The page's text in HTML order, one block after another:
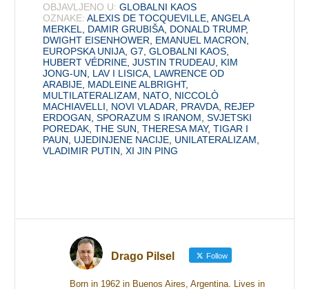
OBJAVLJENO U: GLOBALNI KAOS
OZNAKE: ALEXIS DE TOCQUEVILLE ,ANGELA
MERKEL
DAMIR GRUBIŠA DONALD TRUMP,
DWIGHT EISENHOWER
EMANUEL MACRON
EUROPSKA UNIJA ,G7 ,GLOBALNI KAOS
HUBERT VÉDRINE ,JUSTIN TRUDEAU
KIM
JONG-UN
LAV I LISICA LAWRENCE OD
ARABIJE MADLEINE ALBRIGHT,
MULTILATERALIZAM
NATO NICCOLÒ
MACHIAVELLI
NOVI VLADAR PRAVDA REJEP
ERDOGAN ,SPORAZUM S IRANOM ,SVJETSKI
POREDAK ,THE SUN ,THERESA MAY,TIGAR I
PAUN
UJEDINJENE NACIJE UNILATERALIZAM
VLADIMIR PUTIN ,XI JIN PING
Drago Pilsel Follow
Born in 1962 in Buenos Aires, Argentina. Lives in